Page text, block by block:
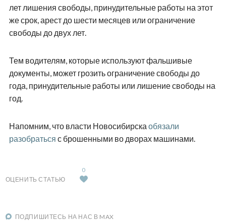
лет лишения свободы, принудительные работы на этот
же срок, арест до шести месяцев или ограничение
свободы до двух лет.
Тем водителям, которые используют фальшивые
документы, может грозить ограничение свободы до
года, принудительные работы или лишение свободы на
год.
Напомним, что власти Новосибирска обязали
разобраться с брошенными во дворах машинами.
ОЦЕНИТЬ СТАТЬЮ
0
ПОДПИШИТЕСЬ НА НАС В MAX